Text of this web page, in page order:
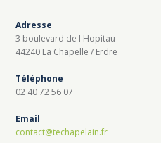
Adresse
3 boulevard de l'Hopitau
44240 La Chapelle / Erdre
Téléphone
02 40 72 56 07
Email
contact@techapelain.fr